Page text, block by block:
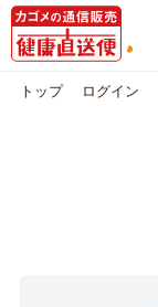
トップ ログイン